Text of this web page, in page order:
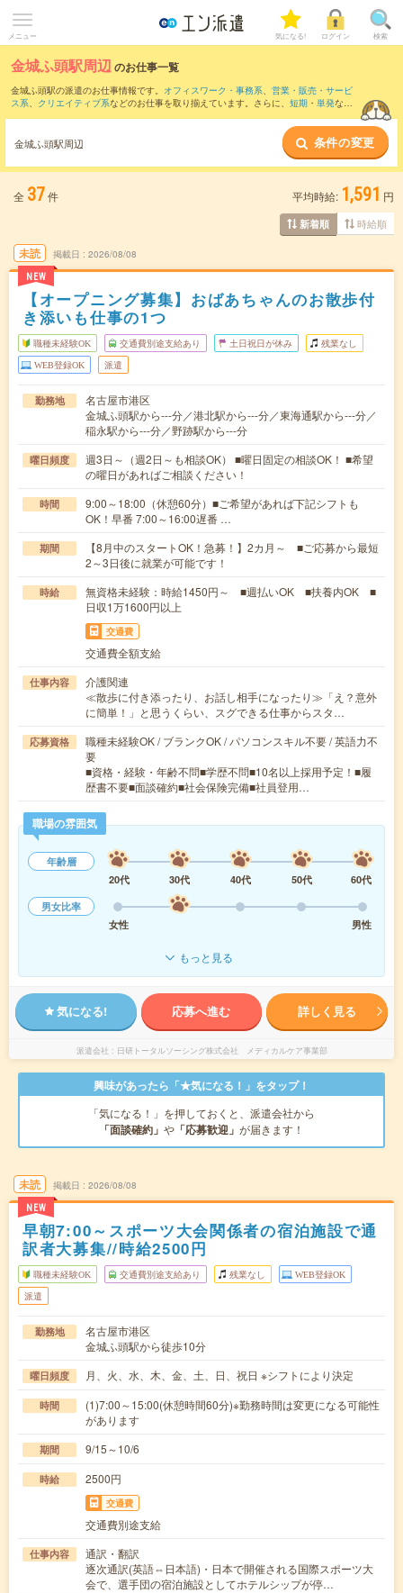
メニュー 気になる! ログイン 検索
金城ふ頭駅周辺のお仕事一覧
金城ふ頭駅の派遣のお仕事情報です。 オフィスワーク・事務系、 営業・販売・サービ
ス系、 クリエイティブ系などのお仕事を取り揃えています。さらに、 短期 ・ 単発など
また、 野跡駅など近隣駅のお仕事もご確認いただけます。
金城ふ頭駅周辺 条件の変更
全 37件 平均時給: 1,591 円
新着順 時給順
未読
NEW
掲載日 2026/08/08
【オープニング募集】おばあちゃんのお散歩付
き添いも仕事の1つ
職種未経験OK 交通費別途支給あり 土日祝日が休み 残業なし
WEB登録OK 派遣
勤務地
名古屋市港区
金城ふ頭駅から---分／港北駅から---分／東海通駅から---分／
稲永駅から---分／野跡駅から---分
曜日頻度
週3日～（週2日～も相談OK） ■曜日固定の相談OK！ ■希望
の曜日があればご相談ください！
時間
9:00～18:00（休憩60分）■ご希望があれば下記シフトも
OK！早番 7:00～16:00遅番 …
期間
【8月中のスタートOK！急募！】2カ月～ ■ご応募から最短
2～3日後に就業が可能です！
時給
無資格未経験：時給1450円～ ■週払いOK ■扶養内OK ■
日収1万1600円以上
交通費
交通費全額支給
仕事内容
介護関連
≪散歩に付き添ったり、お話し相手になったり≫「え？意外
に簡単！」と思うくらい、スグできる仕事からスタ…
応募資格
職種未経験OK / ブランクOK / パソコンスキル不要 / 英語力不
要
■資格・経験・年齢不問■学歴不問■10名以上採用予定！■履
歴書不要■面談確約■社会保険完備■社員登用…
職場の雰囲気
年齢層
20代
30代 40代 50代
60代
男女比率
女性
男性
もっと見る
気になる! 応募へ進む 詳しく見る
派遣会社 日研トータルソーシング株式会社 メディカルケア事業部
興味があったら「★気になる！」をタップ！
「気になる！」を押しておくと、派遣会社から
「面談確約」 や 「応募歓迎」 が届きます！
未読
NEW
掲載日 2026/08/08
早朝7:00～スポーツ大会関係者の宿泊施設で通
訳者大募集//時給2500円
職種未経験OK 交通費別途支給あり 残業なし WEB登録OK
派遣
勤務地
名古屋市港区
金城ふ頭駅から徒歩10分
曜日頻度 月、火、水、木、金、土、日、祝日 ※シフトにより決定
時間
(1)7:00～15:00(休憩時間60分)※勤務時間は変更になる可能性
があります
期間 9/15～10/6
時給 2500円
交通費
交通費別途支給
仕事内容
通訳・翻訳
逐次通訳(英語⇔日本語)・日本で開催される国際スポーツ大
会で、選手団の宿泊施設としてホテルシップが停…